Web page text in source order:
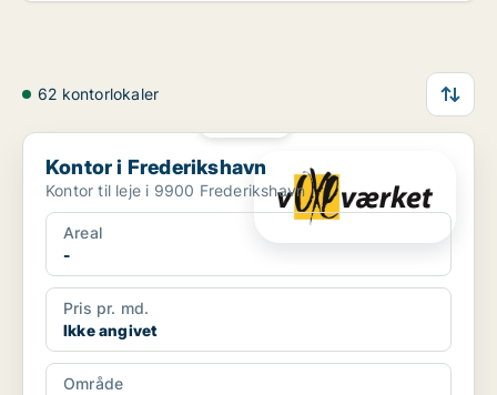
62 kontorlokaler
Kontor i Frederikshavn
Kontor i Frederikshavn
Kontor til leje i 9900 Frederikshavn
Areal
-
Pris pr. md.
Ikke angivet
Område